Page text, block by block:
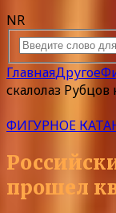
NR
ГлавнаяДругое
скалолаз
ФИГУРНОЕ
прошел